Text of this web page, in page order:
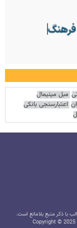
مبل مینیمال
اعتبارسنجی بانکی
با ذکر منبع بلامانع است.
Copyright ©